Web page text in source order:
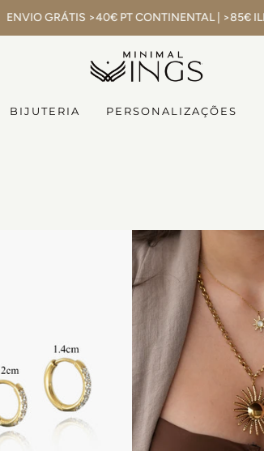
ENVIO GRÁTIS >40€ PT CONTINENTAL | >85€
BIJUTERIA PERSONALIZAÇÕES